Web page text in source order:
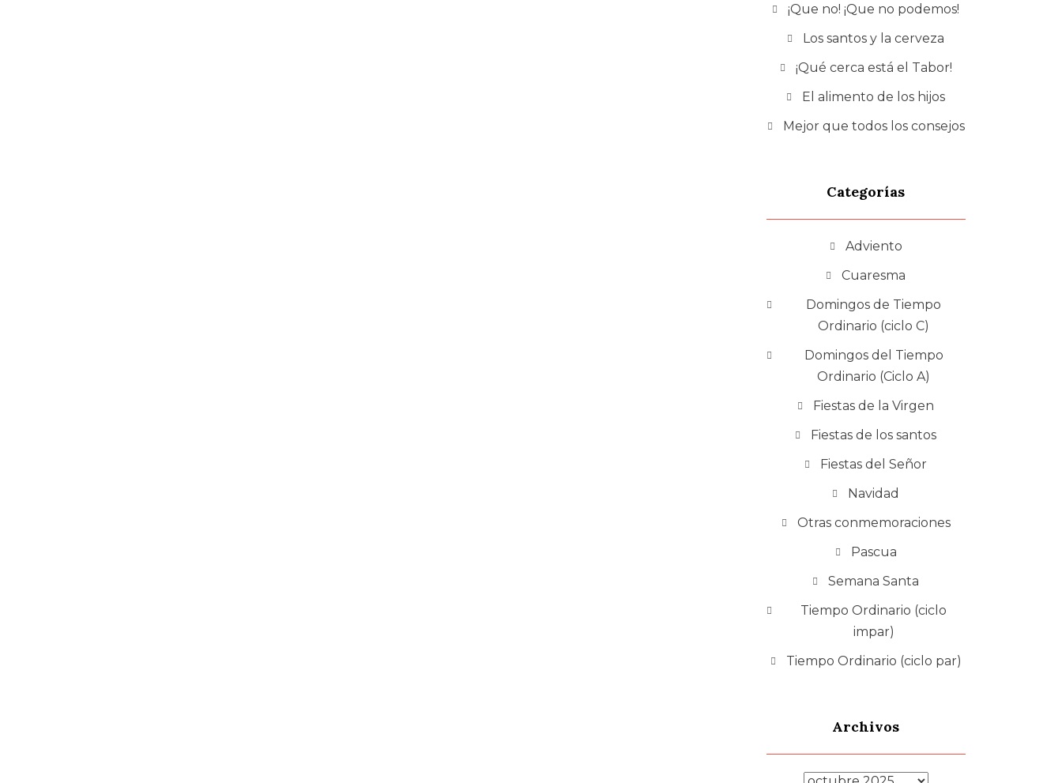
¡Que no! ¡Que no podemos!
Los santos y la cerveza
¡Qué cerca está el Tabor!
El alimento de los hijos
Mejor que todos los consejos
Categorías
Adviento
Cuaresma
Domingos de Tiempo
Ordinario (ciclo C)
Domingos del Tiempo
Ordinario (Ciclo A)
Fiestas de la Virgen
Fiestas de los santos
Fiestas del Señor
Navidad
Otras conmemoraciones
Pascua
Semana Santa
Tiempo Ordinario (ciclo
impar)
Tiempo Ordinario (ciclo par)
Archivos
Archivos